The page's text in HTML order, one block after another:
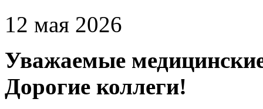
12 мая 2026
Уважаемые
Дорогие коллеги!